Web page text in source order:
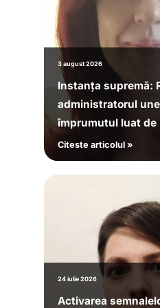
3 august 2026
Instanța supremă:
administratorul
împrumutul luat de
Citeste articolul »
24 iulie 2026
Activarea